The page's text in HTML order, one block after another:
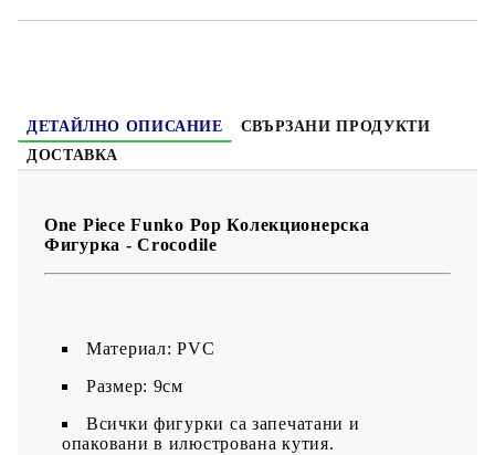
ДЕТАЙЛНО ОПИСАНИЕ
СВЪРЗАНИ ПРОДУКТИ
ДОСТАВКА
One Piece Funko Pop Колекционерска
Фигурка - Crocodile
Материал: PVC
Размер: 9см
Всички фигурки са запечатани и
опаковани в илюстрована кутия.